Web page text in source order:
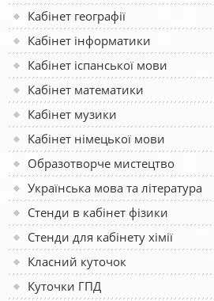
Кабінет географії
Кабінет інформатики
Кабінет іспанської мови
Кабінет математики
Кабінет музики
Кабінет німецької мови
Образотворче мистецтво
Українська мова та література
Стенди в кабінет фізики
Стенди для кабінету хімії
Класний куточок
Куточки ГПД